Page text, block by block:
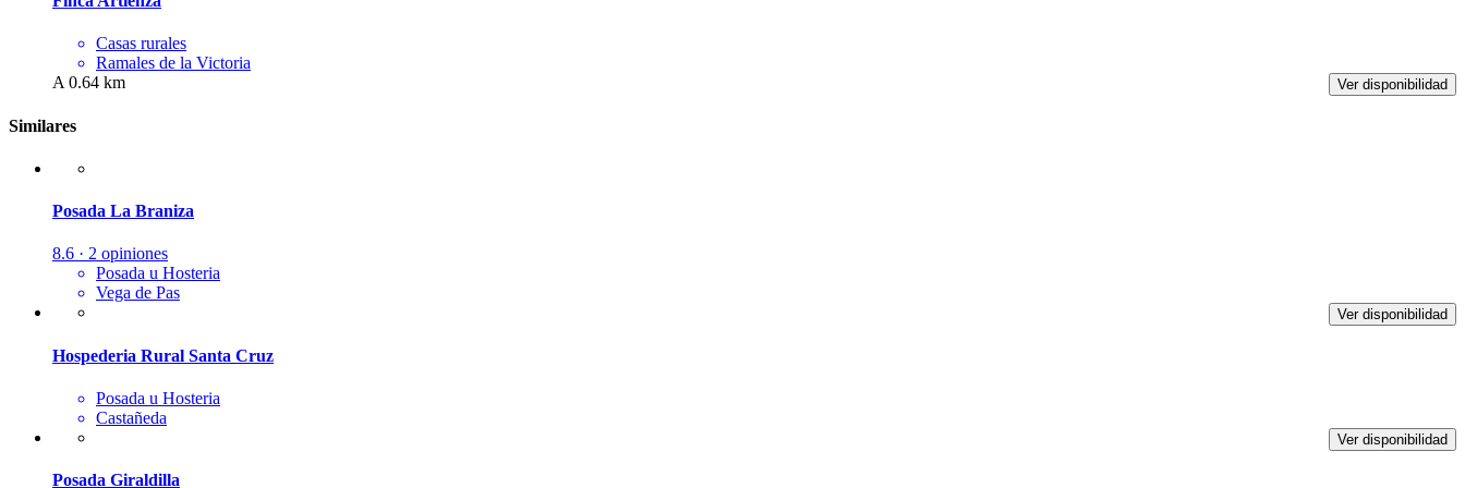
Casas rurales
Ramales de la Victoria
Ver disponibilidad
A 0.64 km
Similares
Posada La Braniza
8.6 · 2 opiniones
Posada u Hosteria
Vega de Pas
Ver disponibilidad
Hospederia Rural Santa Cruz
Posada u Hosteria
Castañeda
Ver disponibilidad
Posada Giraldilla